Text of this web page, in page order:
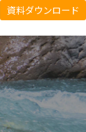
資料ダウンロード